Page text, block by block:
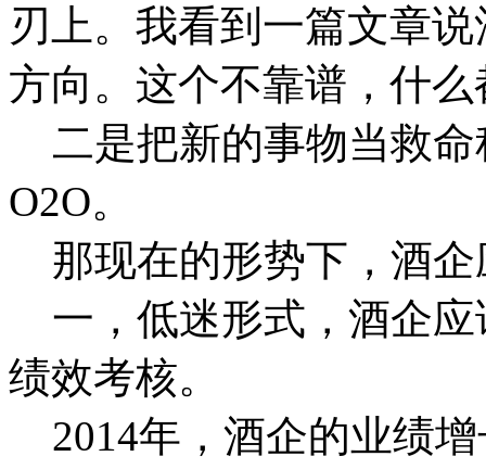
刃上。我看到一篇文章
方向。这个不靠谱，什
二是把新的事物当救命
O2O。
那现在的形势下，酒
一，低迷形式，酒企应
绩效考核。
2014年，酒企的业绩